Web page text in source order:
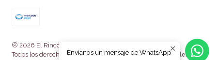
2026 El Rincón de Los Libros .
Todos los derechos reservados.Desarrollado por Jumpseller
Envíanos un mensaje de WhatsApp